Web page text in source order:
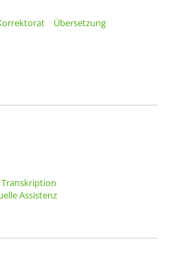
Übersetzung
Transkription
Assistenz